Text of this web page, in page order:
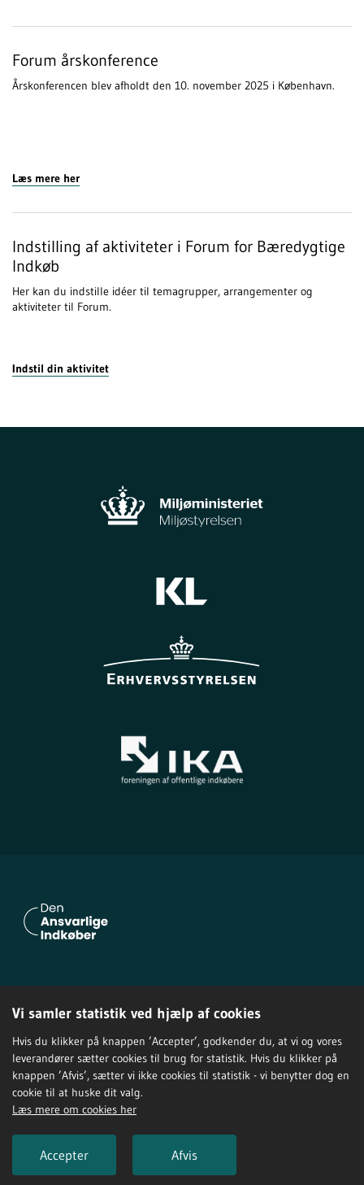
Vi samler statistik ved hjælp af cookies
Hvis du klikker på knappen ’Accepter’, godkender du, at vi og vores
leverandører sætter cookies til brug for statistik. Hvis du klikker på
knappen ’Afvis’, sætter vi ikke cookies til statistik - vi benytter dog en
cookie til at huske dit valg.
Læs mere om cookies her
Accepter Afvis
Forum årskonference
Årskonferencen blev afholdt den 10. november 2025 i København.
Læs mere her
Indstilling af aktiviteter i Forum for Bæredygtige
Indkøb
Her kan du indstille idéer til temagrupper, arrangementer og
aktiviteter til Forum.
Indstil din aktivitet
Privatlivspolitik
Tilgængelighedserklæring